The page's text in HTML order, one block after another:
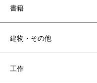
書籍
建物・その他
工作